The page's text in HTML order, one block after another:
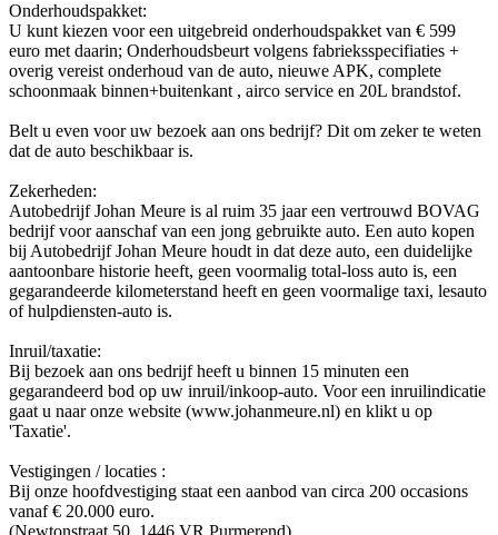
Onderhoudspakket:
U kunt kiezen voor een uitgebreid onderhoudspakket van € 599
euro met daarin; Onderhoudsbeurt volgens fabrieksspecifiaties +
overig vereist onderhoud van de auto, nieuwe APK, complete
schoonmaak binnen+buitenkant , airco service en 20L brandstof.
Belt u even voor uw bezoek aan ons bedrijf? Dit om zeker te weten
dat de auto beschikbaar is.
Zekerheden:
Autobedrijf Johan Meure is al ruim 35 jaar een vertrouwd BOVAG
bedrijf voor aanschaf van een jong gebruikte auto. Een auto kopen
bij Autobedrijf Johan Meure houdt in dat deze auto, een duidelijke
aantoonbare historie heeft, geen voormalig total-loss auto is, een
gegarandeerde kilometerstand heeft en geen voormalige taxi, lesauto
of hulpdiensten-auto is.
Inruil/taxatie:
Bij bezoek aan ons bedrijf heeft u binnen 15 minuten een
gegarandeerd bod op uw inruil/inkoop-auto. Voor een inruilindicatie
gaat u naar onze website (www.johanmeure.nl) en klikt u op
'Taxatie'.
Vestigingen / locaties :
Bij onze hoofdvestiging staat een aanbod van circa 200 occasions
vanaf € 20.000 euro.
(Newtonstraat 50, 1446 VR Purmerend)